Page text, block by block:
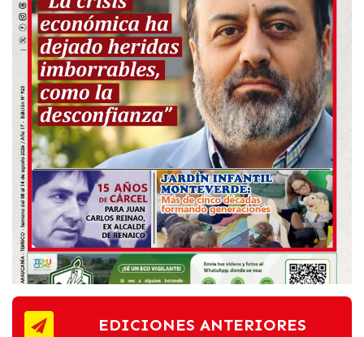
EDICIONES ANTERIORES